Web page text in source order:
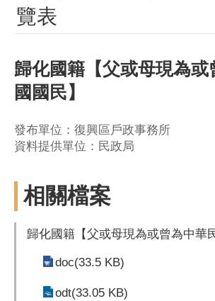
覽表
歸化國籍【父或母現為或
國國民】
發布單位：復興區戶政事務所
資料提供單位：民政局
相關檔案
歸化國籍【父或母現為或曾為中華
doc(33.5 KB)
odt(33.05 KB)